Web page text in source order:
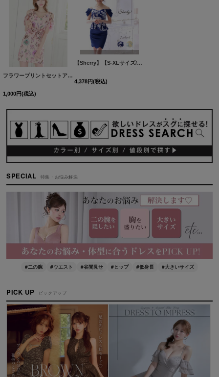
フラワープリントセットアップワンピース/オープンショルダー/花柄/キャバドレス/パッド無し/ミニドレス【S-Mサイズ/1カラー】[HC02]
1,000円(税込)
【Sherry】【S-XLサイズ/2カラー】ドレープオフショルダーフラワープリントミニドレス[HC02]
4,378円(税込)
SPECIAL 特集・お悩み解決
#二の腕 #ウエスト #谷間見せ #ヒップ #低身長 #大きいサイズ
PICK UP ピックアップ